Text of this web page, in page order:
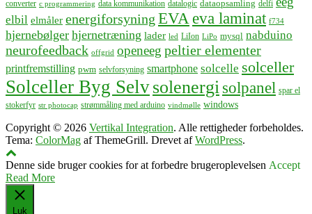
converter c programmering data kommunikation datalogic dataopsamling delfi
elbil elmåler energiforsyning EVA eva laminat f734
hjernebølger hjernetræning lader led LiIon LiPo mysql nabduino
neurofeedback offgrid openeeg peltier elementer
printfremstilling pwm selvforsyning smartphone solcelle solceller
Solceller Byg Selvsolenergisolpanel spar el
stokerfyr str photocap strømmåling med arduino vindmølle windows
Copyright © 2026 Vertikal Integration. Alle rettigheder forbeholdes.
Tema: ColorMag af ThemeGrill. Drevet afWordPress.
Denne side bruger cookies for at forbedre brugeroplevelsen Accept
Read More
Luk